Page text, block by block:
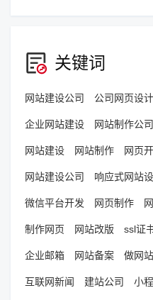
关键词
网站建设公司 公司网页设计
企业网站建设 网站制作公司
网站建设 网站制作 网页
网站建设公司 响应式网站
微信平台开发 网页制作
制作网页 网站改版 ssl证
企业邮箱 网站备案 做网站
互联网新闻 建站公司 小